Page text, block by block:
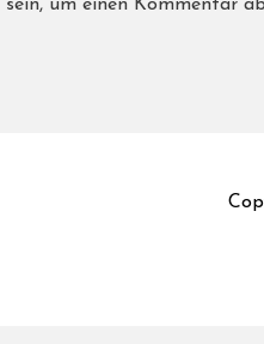
sein, um einen Kommentar